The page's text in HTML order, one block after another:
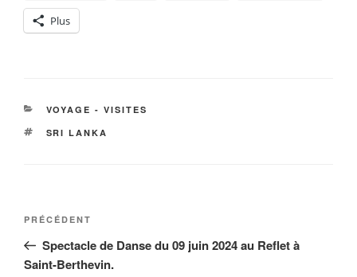
Plus
CATÉGORIES
VOYAGE - VISITES
ÉTIQUETTES
SRI LANKA
Navigation
l’article
Article
précédent
PRÉCÉDENT
Spectacle de Danse du 09 juin 2024 au Reflet à
Saint-Berthevin.